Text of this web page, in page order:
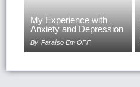
My Experience with
Anxiety and Depression
By Paraíso Em OFF